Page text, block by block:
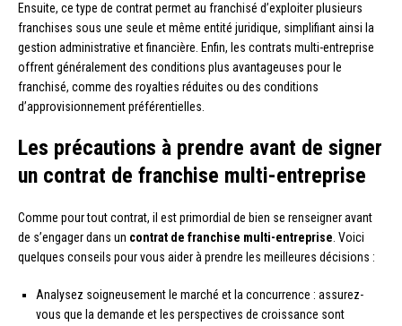
Ensuite, ce type de contrat permet au franchisé d’exploiter plusieurs
franchises sous une seule et même entité juridique, simplifiant ainsi la
gestion administrative et financière. Enfin, les contrats multi-entreprise
offrent généralement des conditions plus avantageuses pour le
franchisé, comme des royalties réduites ou des conditions
d’approvisionnement préférentielles.
Les précautions à prendre avant de signer
un contrat de franchise multi-entreprise
Comme pour tout contrat, il est primordial de bien se renseigner avant
de s’engager dans un contrat de franchise multi-entreprise. Voici
quelques conseils pour vous aider à prendre les meilleures décisions :
Analysez soigneusement le marché et la concurrence : assurez-
vous que la demande et les perspectives de croissance sont